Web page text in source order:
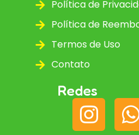
Política de
Política de
Termos de Uso
Contato
Redes